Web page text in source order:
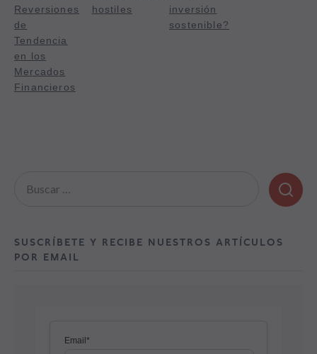
Reversiones
de
Tendencia
en los
Mercados
Financieros
hostiles
inversión
sostenible?
SUSCRÍBETE Y RECIBE NUESTROS ARTÍCULOS
POR EMAIL